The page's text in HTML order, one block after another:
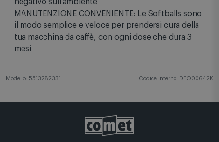
SOLUZIONE NATURALE: Le sfere non rilasciano
sostanze chimiche, non hanno alcun effetto
negativo sull'ambiente
MANUTENZIONE CONVENIENTE: Le Softballs sono
il modo semplice e veloce per prendersi cura della
mesi